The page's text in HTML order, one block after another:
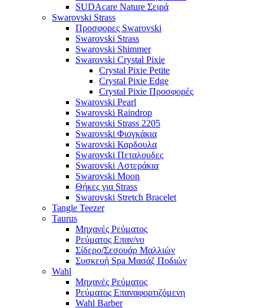
SUDAcare Nature Σειρά
Swarovski Strass
Προσφορες Swarovski
Swarovski Strass
Swarovski Shimmer
Swarovski Crystal Pixie
Crystal Pixie Petite
Crystal Pixie Edge
Crystal Pixie Προσφορές
Swarovski Pearl
Swarovski Raindrop
Swarovski Strass 2205
Swarovski Φιογκάκια
Swarovski Καρδουλα
Swarovski Πεταλουδες
Swarovski Αστεράκια
Swarovski Moon
Θήκες για Strass
Swarovski Stretch Bracelet
Tangle Teezer
Taurus
Μηχανές Ρεύματος
Ρεύματος Επαν/νο
Σίδερο/Σεσουάρ Μαλλιών
Συσκευή Spa Μασάζ Ποδιών
Wahl
Μηχανές Ρεύματος
Ρεύματος Επαναφορτιζόμενη
Wahl Barber